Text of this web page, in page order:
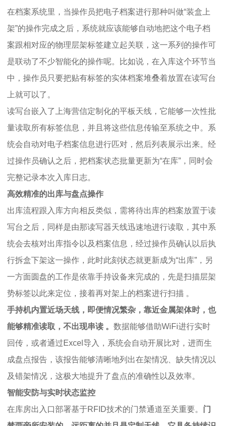
在档案系统里，当操作员把电子档案进行那种叫做“装盒上
架”的操作完成之后，系统就应该能够自动地把这个电子档
案跟相对应的物理层架标签建立起关联，这一系列的操作可
是联动了不少智能化的操作呢。比如说，在入库这个环节当
中，操作员只要把贴有标签的实体档案堆叠着放置在读写台
上就可以了。
读写台嵌入了上海营信定制化的平板天线，它能够一次性批
量读取所有标签信息，并且将这些信息传输至系统之中。系
统会自动对电子档案信息进行匹对，然后列表展示出来。经
过操作员确认之后，把档案状态批量更新为“在库”，同时会
完整记录本次入库日志。
高效精准的出库与盘点操作
出库流程跟入库方向相反类似，需将待出库的档案放置于读
写台之后，同样是由那读写器天线迅速地进行读取，其中系
统会去核对出库指令以及档案信息，经过操作员确认以后执
行拆盒下架这一操作，此时此刻状态就更新成为“出库”，另
一方面圆盘的工作是依靠手持设备来完成的，先是扫描层架
势标签以此来定位，接着再对架上的档案进行扫描 。
手持机内置近场天线，即便情况繁杂，靠近金属架体时，也
能够精准读取，不出现串读 。 数据能够借助WiFi进行实时
回传，或者通过Excel导入，系统会自动开展比对，进而生
成盘点报告，该报告能够清晰地列出在架情况、缺失情况以
及错架情况，这极大地提升了盘点的准确性以及效率。
智能安防与实时状态监控
在库房出入口部署基于RFID技术的门禁通道至关重要。 门